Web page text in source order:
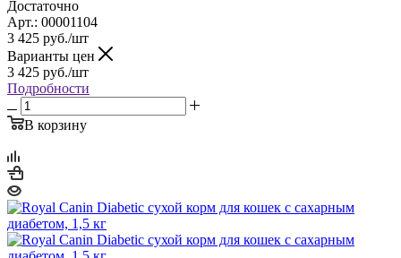
Достаточно
Арт.: 00001104
3 425 руб./шт
Варианты цен
3 425 руб./шт
Подробности
В корзину